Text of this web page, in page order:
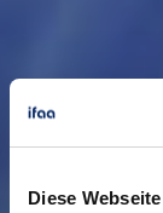
Diese
ifaa - Wir